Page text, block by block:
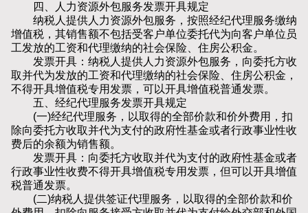
四、人力资源外包服务发票开具规定
纳税人提供人力资源外包服务，按照经纪代理服务缴纳
增值税，其销售额不包括受客户单位委托代为向客户单位员
工发放的工资和代理缴纳的社会保险、住房公积金。
发票开具：纳税人提供人力资源外包服务，向委托方收
取并代为发放的工资和代理缴纳的社会保险、住房公积金，
不得开具增值税专用发票，可以开具增值税普通发票。
五、经纪代理服务发票开具规定
(一)经纪代理服务，以取得的全部价款和价外费用，扣
除向委托方收取并代为支付的政府性基金或者行政事业性收
费后的余额为销售额。
发票开具：向委托方收取并代为支付的政府性基金或者
行政事业性收费不得开具增值税专用发票，但可以开具增值
税普通发票。
(二)纳税人提供签证代理服务，以取得的全部价款和价